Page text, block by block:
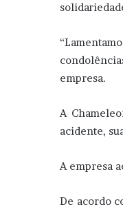
empresa.
A
acidente,
A empresa
De acordo